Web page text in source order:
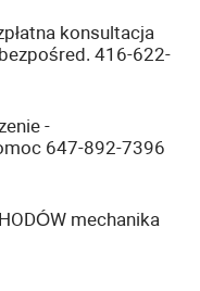
konsultacja
416-622-
-
647-892-7396
mechanika